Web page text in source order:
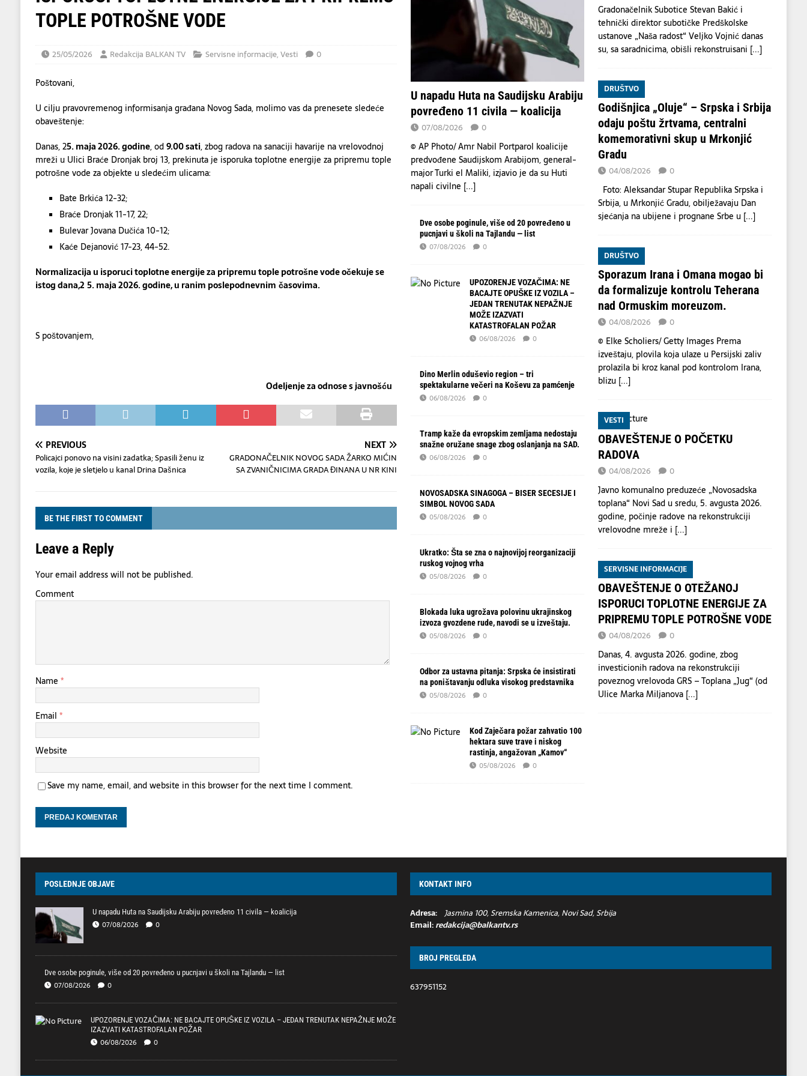
TOPLE POTROŠNE VODE
25/05/2026 Redakcija BALKAN TV Servisne informacije,Vesti 0
Poštovani,
U cilju pravovremenog informisanja građana Novog Sada, molimo vas da prenesete sledeće
obaveštenje:
Danas, 25.maja2026. godine, od9.00 sati, zbog radova na sanaciji havarije na vrelovodnoj
mreži u Ulici Braće Dronjak broj 13, prekinuta je isporuka toplotne energije za pripremu tople
potrošne vode za objekte u sledećim ulicama:
Bate Brkića 12-32;
Braće Dronjak 11-17, 22;
Bulevar Jovana Dučića 10-12;
Kaće Dejanović 17-23, 44-52.
Normalizacija u isporuci toplotne energije za pripremu tople potrošne vodeočekuje se
istog dana,2 5.maja2026. godine, u ranim poslepodnevnim časovima.
S poštovanjem,
Odeljenjeza odnose s javnošću
PREVIOUS
Policajci ponovo na visini zadatka; Spasili ženu iz
vozila, koje je sletjelo u kanal Drina Dašnica
NEXT
GRADONAČELNIK NOVOG SADA ŽARKO MIĆIN
SA ZVANIČNICIMA GRADA ĐINANA U NR KINI
BE THE FIRST TO COMMENT
Leave a Reply
Your email address will not be published.
Comment
Name *
Email *
Website
Save my name, email, and website in this browser for the next time I comment.
U napadu Huta na Saudijsku Arabiju
povređeno 11 civila — koalicija
07/08/2026 0
© AP Photo/ Amr Nabil Portparol koalicije
predvođene Saudijskom Arabijom, general-
major Turki el Maliki, izjavio je da su Huti
napali civilne [...]
Dve osobe poginule, više od 20 povređeno u
pucnjavi u školi na Tajlandu — list
07/08/2026 0
UPOZORENJE VOZAČIMA: NE
BACAJTE OPUŠKE IZ VOZILA –
JEDAN TRENUTAK NEPAŽNJE
MOŽE IZAZVATI
KATASTROFALAN POŽAR
06/08/2026 0
Dino Merlin oduševio region – tri
spektakularne večeri na Koševu za pamćenje
06/08/2026 0
Tramp kaže da evropskim zemljama nedostaju
snažne oružane snage zbog oslanjanja na SAD.
06/08/2026 0
NOVOSADSKA SINAGOGA – BISER SECESIJE I
SIMBOL NOVOG SADA
05/08/2026 0
Ukratko: Šta se zna o najnovijoj reorganizaciji
ruskog vojnog vrha
05/08/2026 0
Blokada luka ugrožava polovinu ukrajinskog
izvoza gvozdene rude, navodi se u izveštaju.
05/08/2026 0
Odbor za ustavna pitanja: Srpska će insistirati
na poništavanju odluka visokog predstavnika
05/08/2026 0
Kod Zaječara požar zahvatio 100
hektara suve trave i niskog
rastinja, angažovan „Kamov“
05/08/2026 0
Gradonačelnik Subotice Stevan Bakić i
tehnički direktor subotičke Predškolske
ustanove „Naša radost“ Veljko Vojnić danas
su, sa saradnicima, obišli rekonstruisani [...]
DRUŠTVO
Godišnjica „Oluje“ – Srpska i Srbija
odaju poštu žrtvama, centralni
komemorativni skup u Mrkonjić
Gradu
04/08/2026 0
Foto: Aleksandar Stupar Republika Srpska i
Srbija, u Mrkonjić Gradu, obilježavaju Dan
sjećanja na ubijene i prognane Srbe u [...]
DRUŠTVO
Sporazum Irana i Omana mogao bi
da formalizuje kontrolu Teherana
nad Ormuskim moreuzom.
04/08/2026 0
© Elke Scholiers/ Getty Images Prema
izveštaju, plovila koja ulaze u Persijski zaliv
prolazila bi kroz kanal pod kontrolom Irana,
blizu [...]
VESTI
OBAVEŠTENJE O POČETKU
RADOVA
04/08/2026 0
Javno komunalno preduzeće „Novosadska
toplana“ Novi Sad u sredu, 5. avgusta 2026.
godine, počinje radove na rekonstrukciji
vrelovodne mreže i [...]
SERVISNE INFORMACIJE
OBAVEŠTENJE O OTEŽANOJ
ISPORUCI TOPLOTNE ENERGIJE ZA
PRIPREMU TOPLE POTROŠNE VODE
04/08/2026 0
Danas, 4. avgusta 2026. godine, zbog
investicionih radova na rekonstrukciji
poveznog vrelovoda GRS – Toplana „Jug“ (od
Ulice Marka Miljanova [...]
POSLEDNJE OBJAVE
U napadu Huta na Saudijsku Arabiju povređeno 11 civila — koalicija
07/08/2026 0
Dve osobe poginule, više od 20 povređeno u pucnjavi u školi na Tajlandu — list
07/08/2026 0
UPOZORENJE VOZAČIMA: NE BACAJTE OPUŠKE IZ VOZILA – JEDAN TRENUTAK NEPAŽNJE MOŽE
IZAZVATI KATASTROFALAN POŽAR
06/08/2026 0
KONTAKT INFO
Adresa: Jasmina 100, Sremska Kamenica, Novi Sad, Srbija
Email:redakcija@balkantv.rs
BROJ PREGLEDA
637951152